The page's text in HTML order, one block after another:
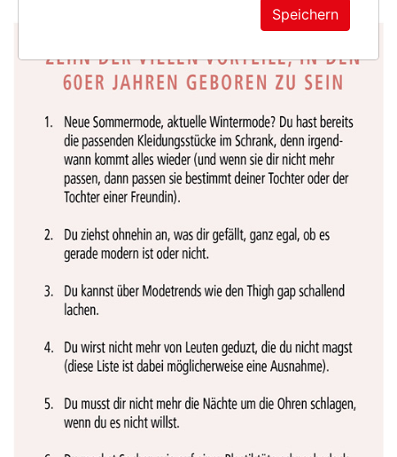
Speichern